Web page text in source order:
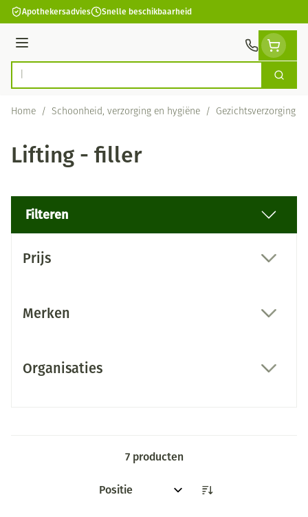
Ga naar de inhoud
Apothekersadvies Snelle beschikbaarheid
Menu
Product, merk, categorie... Zoek
Home / Schoonheid, verzorging en hygiëne / Gezichtsverzorging
Lifting - filler
Filteren
Prijs
Merken
Organisaties
7producten
Sorteer op: